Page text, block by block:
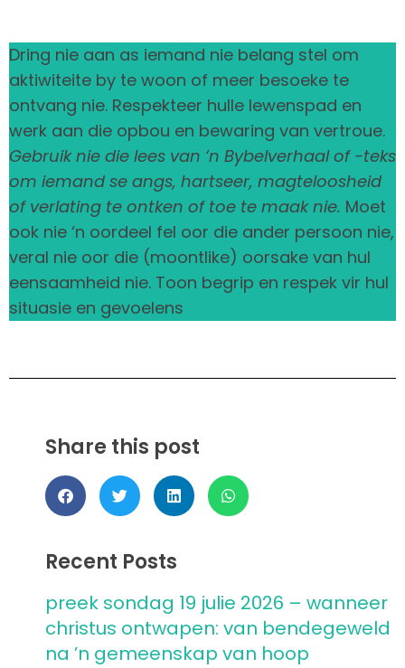
Dring nie aan as iemand nie belang stel om
aktiwiteite by te woon of meer besoeke te
ontvang nie. Respekteer hulle lewenspad en
werk aan die opbou en bewaring van vertroue.
Gebruik nie die lees van ‘n Bybelverhaal of -teks
om iemand se angs, hartseer, magteloosheid
of verlating te ontken of toe te maak nie. Moet
ook nie ‘n oordeel fel oor die ander persoon nie,
veral nie oor die (moontlike) oorsake van hul
eensaamheid nie. Toon begrip en respek vir hul
situasie en gevoelens
Share this post
Recent Posts
preek sondag 19 julie 2026 – wanneer
christus ontwapen: van bendegeweld
na ’n gemeenskap van hoop